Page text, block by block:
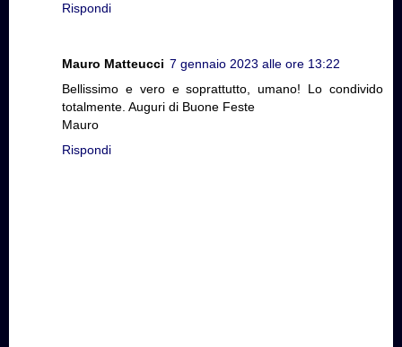
Rispondi
Mauro Matteucci 7 gennaio 2023 alle ore 13:22
Bellissimo e vero e soprattutto, umano! Lo condivido
totalmente. Auguri di Buone Feste
Mauro
Rispondi